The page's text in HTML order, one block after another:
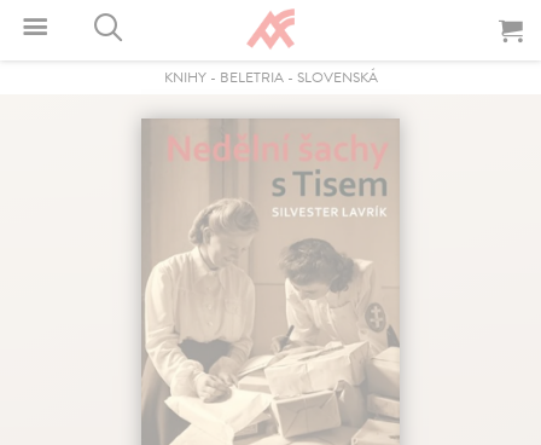
KNIHY- BELETRIA- SLOVENSKÁ